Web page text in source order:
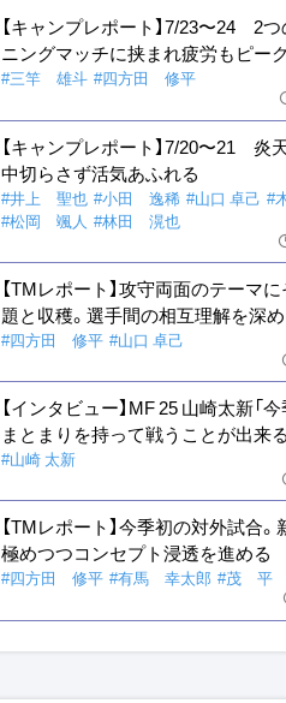
【キャンプレポート】7/23〜24 2
ニングマッチに挟まれ疲労もピー
#三竿 雄斗 #四方田 修平
【キャンプレポート】7/20〜21 炎
中切らさず活気あふれる
#井上 聖也 #小田 逸稀 #山口 卓己 #
#松岡 颯人 #林田 滉也
【TMレポート】攻守両面のテーマ
題と収穫。選手間の相互理解を深
#四方田 修平 #山口 卓己
【インタビュー】MF 25 山崎太新「
まとまりを持って戦うことが出来
#山崎 太新
【TMレポート】今季初の対外試合
極めつつコンセプト浸透を進める
#四方田 修平 #有馬 幸太郎 #茂 平